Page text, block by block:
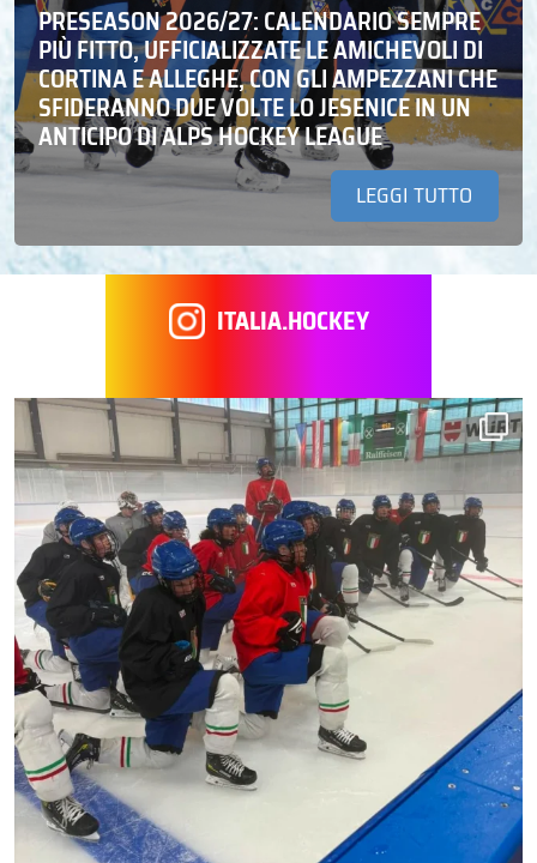
PRESEASON 2026/27: CALENDARIO SEMPRE
PIÙ FITTO, UFFICIALIZZATE LE AMICHEVOLI DI
CORTINA E ALLEGHE, CON GLI AMPEZZANI CHE
SFIDERANNO DUE VOLTE LO JESENICE IN UN
ANTICIPO DI ALPS HOCKEY LEAGUE
LEGGI TUTTO
ITALIA.HOCKEY